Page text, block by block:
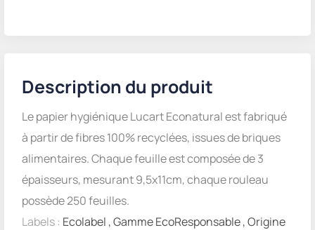
Description du produit
Le papier hygiénique Lucart Econatural est fabriqué
à partir de fibres 100% recyclées, issues de briques
alimentaires. Chaque feuille est composée de 3
épaisseurs, mesurant 9,5x11cm, chaque rouleau
possède 250 feuilles.
Labels : Ecolabel ,Gamme EcoResponsable,Origine